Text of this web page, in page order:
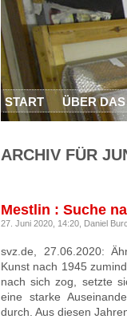
START ÜBER
ARCHIV FÜR
Mestlin : Suche
27. Juni 2020, 14:20, Daniel
svz.de, 27.06.2020:
Kunst nach 1945
nach sich zog, setzte
eine starke
durch. Aus diesen